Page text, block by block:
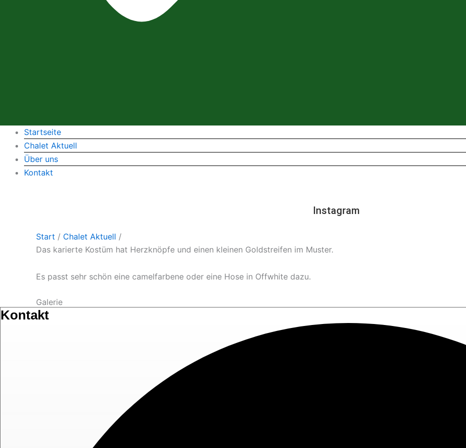
Startseite
Chalet Aktuell
Über uns
Kontakt
Instagram
Start / Chalet Aktuell /
Das karierte Kostüm hat Herzknöpfe und einen kleinen Goldstreifen im Muster.
Es passt sehr schön eine camelfarbene oder eine Hose in Offwhite dazu.
Galerie
Kontakt